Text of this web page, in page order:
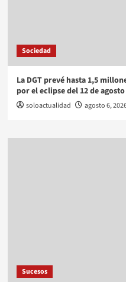
Sociedad
La DGT prevé hasta 1,5
por el eclipse del 12 de agosto
soloactualidad agosto 6,
Sucesos